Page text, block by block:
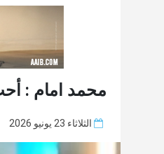
محمد امام :
الثلاثاء 23 يونيو 2026